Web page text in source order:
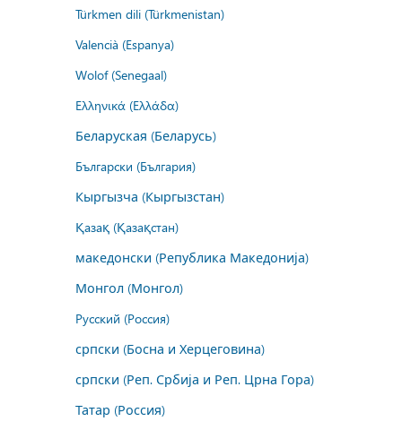
Türkmen dili (Türkmenistan)
Valencià (Espanya)
Wolof (Senegaal)
Ελληνικά (Ελλάδα)
Беларуская (Беларусь)
Български (България)
Кыргызча (Кыргызстан)
Қазақ (Қазақстан)
македонски (Република Македонија)
Монгол (Монгол)
Русский (Россия)
српски (Босна и Херцеговина)
српски (Реп. Србија и Реп. Црна Гора)
Татар (Россия)